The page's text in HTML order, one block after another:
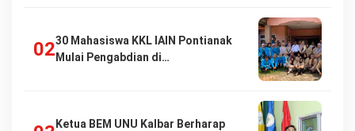
30 Mahasiswa KKL IAIN Pontianak
Mulai Pengabdian di…
Ketua BEM UNU Kalbar Berharap